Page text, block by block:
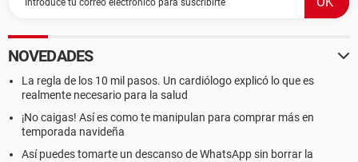
NOVEDADES
La regla de los 10 mil pasos. Un cardiólogo explicó lo que es
realmente necesario para la salud
¡No caigas! Así es como te manipulan para comprar más en
temporada navideña
Así puedes tomarte un descanso de WhatsApp sin borrar la